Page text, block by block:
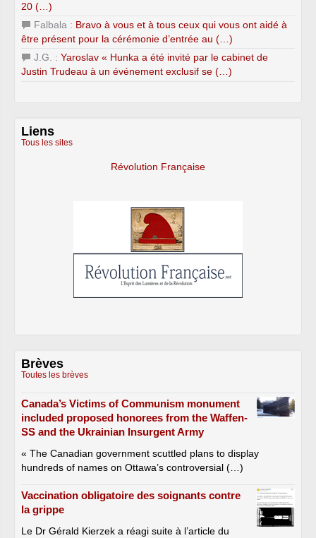
20 (…)
Falbala : Bravo à vous et à tous ceux qui vous ont aidé à
être présent pour la cérémonie d’entrée au (…)
J.G. : Yaroslav « Hunka a été invité par le cabinet de
Justin Trudeau à un événement exclusif se (…)
Liens
Tous les sites
Révolution Française
Brèves
Toutes les brèves
Canada’s Victims of Communism monument
included proposed honorees from the Waffen-
SS and the Ukrainian Insurgent Army
« The Canadian government scuttled plans to display
hundreds of names on Ottawa’s controversial (…)
Vaccination obligatoire des soignants contre
la grippe
Le Dr Gérald Kierzek a réagi suite à l’article du